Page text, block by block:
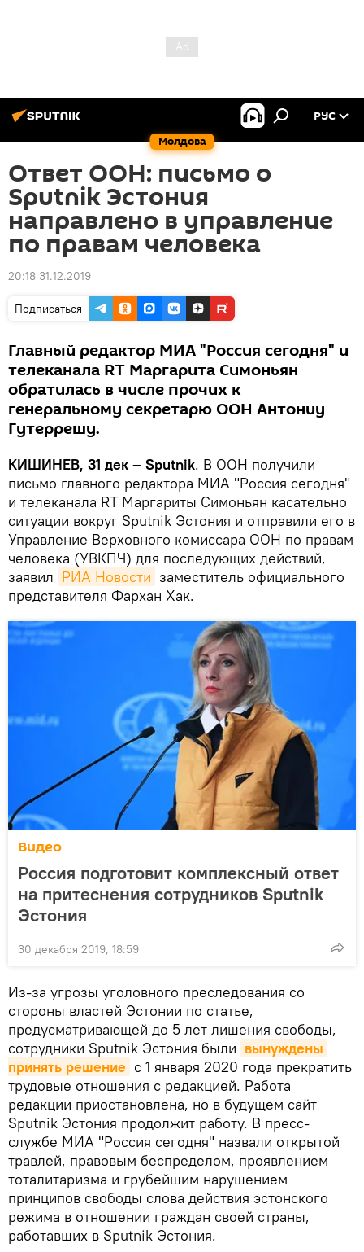
Молдова
РУС
Ответ ООН: письмо о
Sputnik Эстония
направлено в управление
по правам человека
20:18 31.12.2019
Подписаться
Главный редактор МИА "Россия сегодня" и
телеканала RT Маргарита Симоньян
обратилась в числе прочих к
генеральному секретарю ООН Антониу
Гутеррешу.
КИШИНЕВ, 31 дек – Sputnik. В ООН получили
письмо главного редактора МИА "Россия сегодня"
и телеканала RT Маргариты Симоньян касательно
ситуации вокруг Sputnik Эстония и отправили его в
Управление Верховного комиссара ООН по правам
человека (УВКПЧ) для последующих действий,
заявил РИА Новости заместитель официального
представителя Фархан Хак.
Видео
Россия подготовит комплексный ответ
на притеснения сотрудников Sputnik
Эстония
30 декабря 2019, 18:59
Из-за угрозы уголовного преследования со
стороны властей Эстонии по статье,
предусматривающей до 5 лет лишения свободы,
сотрудники Sputnik Эстония были вынуждены
принять решение с 1 января 2020 года прекратить
трудовые отношения с редакцией. Работа
редакции приостановлена, но в будущем сайт
Sputnik Эстония продолжит работу. В пресс-
службе МИА "Россия сегодня" назвали открытой
травлей, правовым беспределом, проявлением
тоталитаризма и грубейшим нарушением
принципов свободы слова действия эстонского
режима в отношении граждан своей страны,
работавших в Sputnik Эстония.